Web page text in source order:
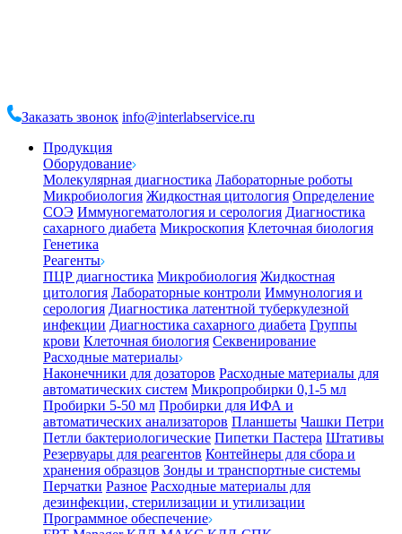
Заказать звонок info@interlabservice.ru
Продукция
Оборудование
Молекулярная диагностика Лабораторные роботы
Микробиология Жидкостная цитология Определение
СОЭ Иммуногематология и серология Диагностика
сахарного диабета Микроскопия Клеточная биология
Генетика
Реагенты
ПЦР диагностика Микробиология Жидкостная
цитология Лабораторные контроли Иммунология и
серология Диагностика латентной туберкулезной
инфекции Диагностика сахарного диабета Группы
крови Клеточная биология Секвенирование
Расходные материалы
Наконечники для дозаторов Расходные материалы для
автоматических систем Микропробирки 0,1-5 мл
Пробирки 5-50 мл Пробирки для ИФА и
автоматических анализаторов Планшеты Чашки Петри
Петли бактериологические Пипетки Пастера Штативы
Резервуары для реагентов Контейнеры для сбора и
хранения образцов Зонды и транспортные системы
Перчатки Разное Расходные материалы для
дезинфекции, стерилизации и утилизации
Программное обеспечение